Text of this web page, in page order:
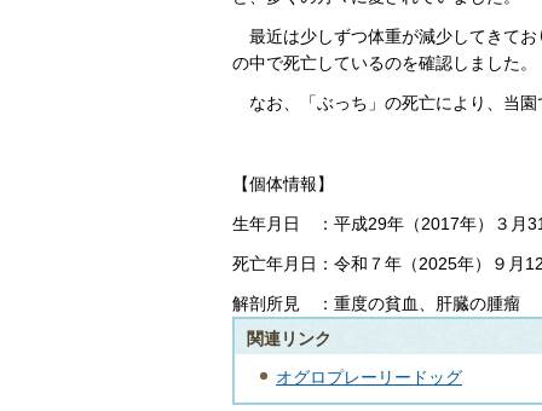
最近は少しずつ体重が減少してきてお
の中で死亡しているのを確認しました。
なお、「ぶっち」の死亡により、当
【個体情報】
生年月日 ：平成29年（2017年）３月
死亡年月日：令和７年（2025年）９月
解剖所見 ：重度の貧血、肝臓の腫瘤
関連リンク
オグロプレーリードッグ